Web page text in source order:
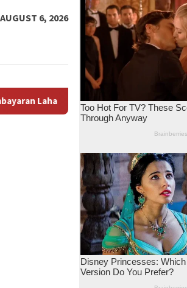
6, 2026
dan Bayang-Bayang “Makelar